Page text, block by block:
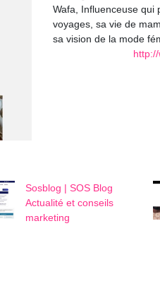
Wafa, Influenceuse qui
voyages, sa vie de
sa vision de la mode
Sosblog | SOS Blog
Actualité et conseils
marketing